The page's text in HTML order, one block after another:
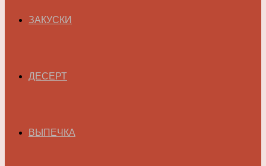
ЗАКУСКИ
ДЕСЕРТ
ВЫПЕЧКА